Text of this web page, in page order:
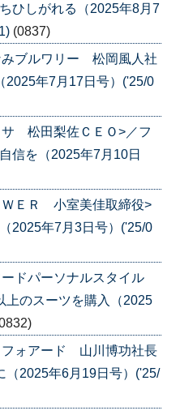
ひしがれる（2025年8月7
(0837)
みブルワリー 松岡風人社
年7月17日号）('25/0
サ 松田梨佐ＣＥＯ>／フ
信を（2025年7月10日
ＷＥＲ 小室美佳取締役>
2025年7月3日号）('25/0
ードパーソナルスタイル
のスーツを購入（2025
フォアード 山川博功社長
2025年6月19日号）('25/